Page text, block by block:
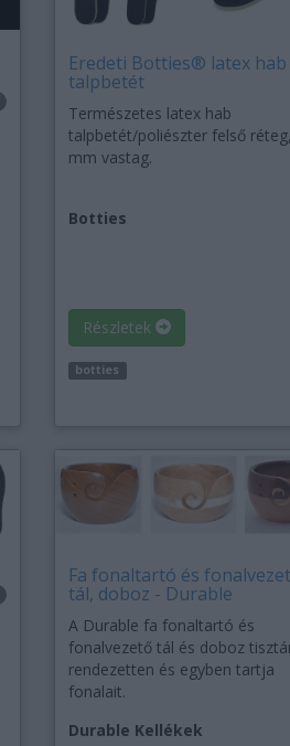
Eredeti Botties® latex hab
talpbetét
Természetes latex hab
talpbetét/poliészter felső
mm vastag.
Botties
Részletek
botties
Fa fonaltartó és
tál, doboz - Durable
A Durable fa fonaltartó és
fonalvezető tál és doboz
rendezetten és egyben tartja
fonalait.
Durable Kellékek